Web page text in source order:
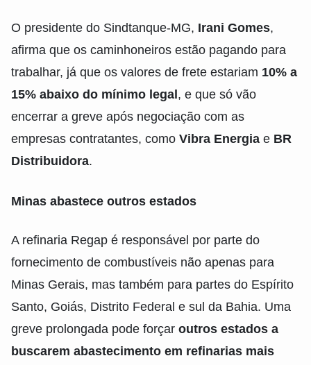
O presidente do Sindtanque-MG, Irani Gomes,
afirma que os caminhoneiros estão pagando para
trabalhar, já que os valores de frete estariam 10% a
15% abaixo do mínimo legal, e que só vão
encerrar a greve após negociação com as
empresas contratantes, como Vibra Energia e BR
Distribuidora.
Minas abastece outros estados
A refinaria Regap é responsável por parte do
fornecimento de combustíveis não apenas para
Minas Gerais, mas também para partes do Espírito
Santo, Goiás, Distrito Federal e sul da Bahia. Uma
greve prolongada pode forçar outros estados a
buscarem abastecimento em refinarias mais